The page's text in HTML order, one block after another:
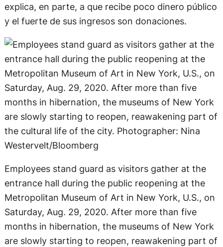
explica, en parte, a que recibe poco dinero público
y el fuerte de sus ingresos son donaciones.
Employees stand guard as visitors gather at the
entrance hall during the public reopening at the
Metropolitan Museum of Art in New York, U.S., on
Saturday, Aug. 29, 2020. After more than five
months in hibernation, the museums of New York
are slowly starting to reopen, reawakening part of